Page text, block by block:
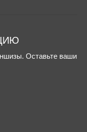
Оставьте ваши